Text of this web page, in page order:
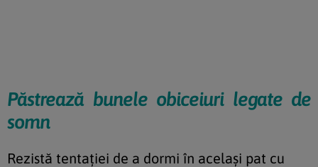
Păstrează bunele obiceiuri legate de
somn
Rezistă tentației de a dormi în același pat cu